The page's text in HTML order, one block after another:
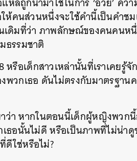
ห้คนส่วนหนึ่งจะใช้คำนี้เป็นคำช
ดิมที่ว่า ภาพลักษณ์ของคนคนหนึ่
ธรรมชาติ
หรือเด็กสาวเหล่านั้นที่เราเคยรู้
วกเธอ ดันไม่ตรงกับมาตรฐานค
ว่า หากในตอนนี้เด็กผู้หญิงพวก
ธอนั้นไม่ดี หรือเป็นภาพที่ไม่น่า
ใช่หรือไม่?
TWEET LINE EMAIL